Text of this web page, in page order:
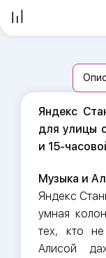
Яндекс
для улицы
и 15-
Музыка и
Яндекс
умная
тех, кто
Алисой